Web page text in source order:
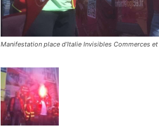
Manifestation place d’Italie Invisibles Commerces